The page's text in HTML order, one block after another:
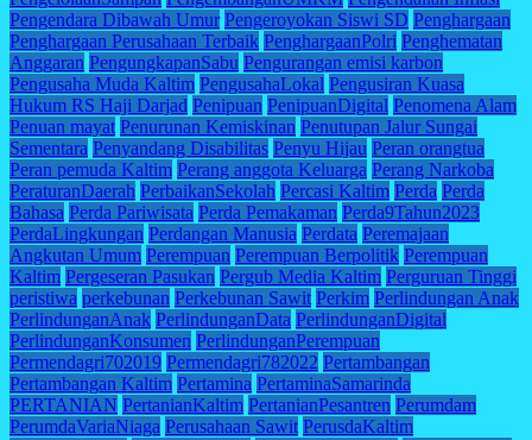
Pengendara Dibawah Umur Pengeroyokan Siswi SD Penghargaan
Penghargaan Perusahaan Terbaik PenghargaanPolri Penghematan
Anggaran PengungkapanSabu Pengurangan emisi karbon
Pengusaha Muda Kaltim PengusahaLokal Pengusiran Kuasa
Hukum RS Haji Darjad Penipuan PenipuanDigital Penomena Alam
Penuan mayat Penurunan Kemiskinan Penutupan Jalur Sungai
Sementara Penyandang Disabilitas Penyu Hijau Peran orangtua
Peran pemuda Kaltim Perang anggota Keluarga Perang Narkoba
PeraturanDaerah PerbaikanSekolah Percasi Kaltim Perda Perda
Bahasa Perda Pariwisata Perda Pemakaman Perda9Tahun2023
PerdaLingkungan Perdangan Manusia Perdata Peremajaan
Angkutan Umum Perempuan Perempuan Berpolitik Perempuan
Kaltim Pergeseran Pasukan Pergub Media Kaltim Perguruan Tinggi
peristiwa perkebunan Perkebunan Sawit Perkim Perlindungan Anak
PerlindunganAnak PerlindunganData PerlindunganDigital
PerlindunganKonsumen PerlindunganPerempuan
Permendagri702019 Permendagri782022 Pertambangan
Pertambangan Kaltim Pertamina PertaminaSamarinda
PERTANIAN PertanianKaltim PertanianPesantren Perumdam
PerumdaVariaNiaga Perusahaan Sawit PerusdaKaltim